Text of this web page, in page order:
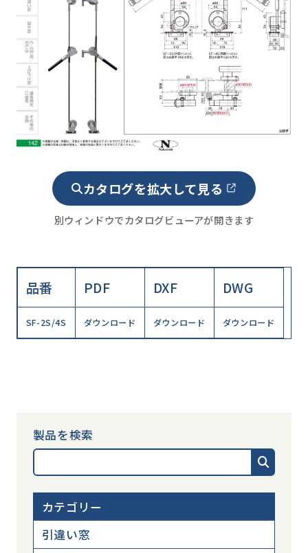
カタログを拡大して見る
別ウィンドウでカタログビューアが開きます
品番 PDF DXF DWG
SF-2S/4S ダウンロード ダウンロード ダウンロード
製品を検索
カテゴリー
引違い窓